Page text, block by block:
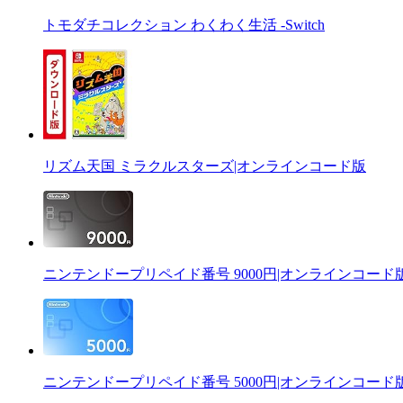
トモダチコレクション わくわく生活 -Switch
リズム天国 ミラクルスターズ|オンラインコード版
ニンテンドープリペイド番号 9000円|オンラインコード
ニンテンドープリペイド番号 5000円|オンラインコード